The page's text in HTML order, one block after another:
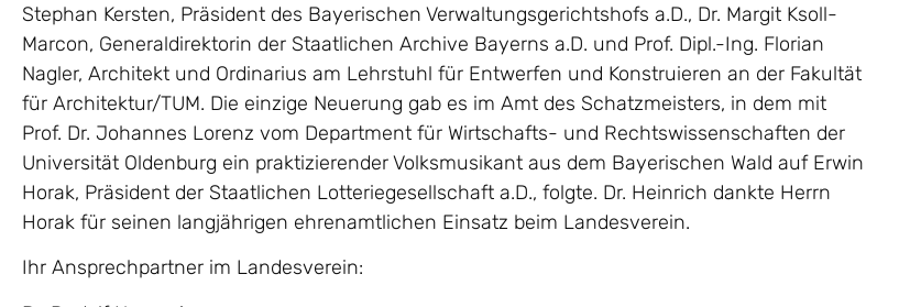
Stephan Kersten, Präsident des Bayerischen Verwaltungsgerichtshofs a.D., Dr. Margit Ksoll-
Marcon, Generaldirektorin der Staatlichen Archive Bayerns a.D. und Prof. Dipl.-Ing. Florian
Nagler, Architekt und Ordinarius am Lehrstuhl für Entwerfen und Konstruieren an der Fakultät
für Architektur/TUM. Die einzige Neuerung gab es im Amt des Schatzmeisters, in dem mit
Prof. Dr. Johannes Lorenz vom Department für Wirtschafts- und Rechtswissenschaften der
Universität Oldenburg ein praktizierender Volksmusikant aus dem Bayerischen Wald auf Erwin
Horak, Präsident der Staatlichen Lotteriegesellschaft a.D., folgte. Dr. Heinrich dankte Herrn
Horak für seinen langjährigen ehrenamtlichen Einsatz beim Landesverein.
Ihr Ansprechpartner im Landesverein: